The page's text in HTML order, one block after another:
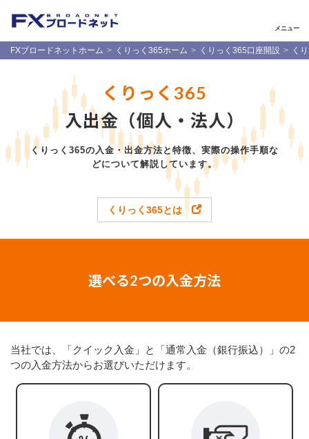
メニュー
FXブロードネットホーム くりっく365ホーム くりっく365口座開設 く
くりっく365
入出金（個人・法人）
くりっく365の入金・出金方法と特徴、実際の操作手順な
どについて解説しています。
くりっく365とは
選べる2つの入金方法
当社では、「クイック入金」と「通常入金（銀行振込）」の2
つの入金方法からお選びいただけます。